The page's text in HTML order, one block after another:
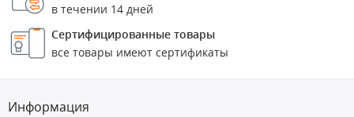
в течении 14 дней
Сертифицированные товары
все товары имеют сертификаты
Информация